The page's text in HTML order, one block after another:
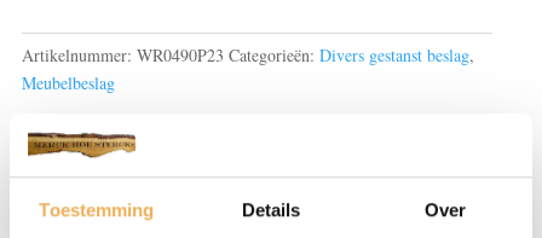
Toestemming Details Over
Artikelnummer: WR0490P23 Categorieën: Divers gestanst beslag,
Meubelbeslag